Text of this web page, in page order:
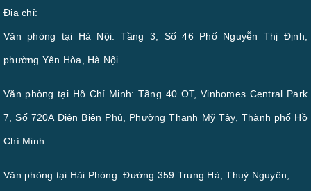
Địa chỉ:
Văn phòng tại Hà Nội: Tầng 3, Số 46 Phố Nguyễn Thị Định,
phường Yên Hòa, Hà Nội.
Văn phòng tại Hồ Chí Minh: Tầng 40 OT, Vinhomes Central Park
7, Số 720A Điện Biên Phủ, Phường Thạnh Mỹ Tây, Thành phố Hồ
Chí Minh.
Văn phòng tại Hải Phòng: Đường 359 Trung Hà, Thuỷ Nguyên,